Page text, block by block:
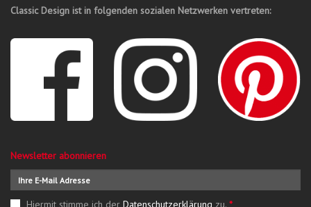
Classic Design ist in folgenden sozialen Netzwerken vertreten:
Newsletter abonnieren
Hiermit stimme ich der Datenschutzerklärung zu. *